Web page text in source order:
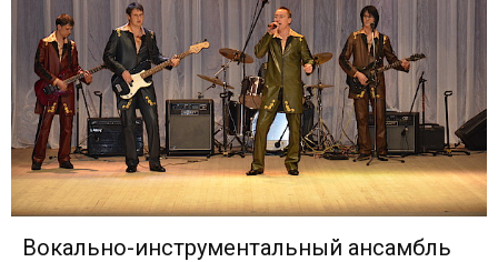
Вокально-инструментальный ансамбль